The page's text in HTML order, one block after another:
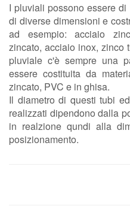
I pluviali possono essere
di diverse dimensioni e
ad esempio: acciaio
zincato, acciaio inox, zinco
pluviale c'è sempre una
essere costituita da
zincato, PVC e in ghisa.
Il diametro di questi tubi
realizzati dipendono dalla
in realzione qundi alla
posizionamento.